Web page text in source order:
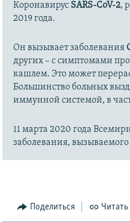
Коронавирус SARS-CoV-2,
2019 года.
Он вызывает заболевания
других – с симптомами
кашлем. Это может
Большинство больных
иммунной системой, в
11 марта 2020 года
заболевания,
Поделиться Читать